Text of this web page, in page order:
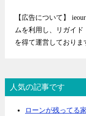
【広告について】
ムを利用し、リガイ
を得て運営しておりま
人気の記事です
ローンが残ってる